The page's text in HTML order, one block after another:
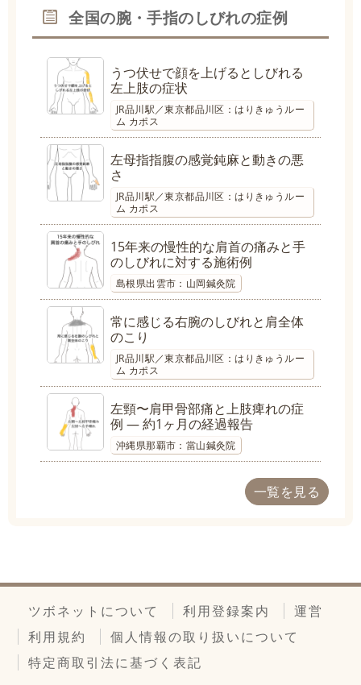
全国の腕・手指のしびれの症例
うつ伏せで顔を上げるとしびれる
左上肢の症状
JR品川駅／東京都品川区：はりきゅうルー
ム カポス
左母指指腹の感覚鈍麻と動きの悪
さ
JR品川駅／東京都品川区：はりきゅうルー
ム カポス
15年来の慢性的な肩首の痛みと手
のしびれに対する施術例
島根県出雲市：山岡鍼灸院
常に感じる右腕のしびれと肩全体
のこり
JR品川駅／東京都品川区：はりきゅうルー
ム カポス
左頸〜肩甲骨部痛と上肢痺れの症
例 ― 約1ヶ月の経過報告
沖縄県那覇市：當山鍼灸院
一覧を見る
ツボネットについて 利用登録案内
運営
利用規約
個人情報の取り扱いについて
特定商取引法に基づく表記